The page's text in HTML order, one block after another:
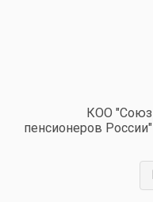
КОО "Союз
пенсионеров России"